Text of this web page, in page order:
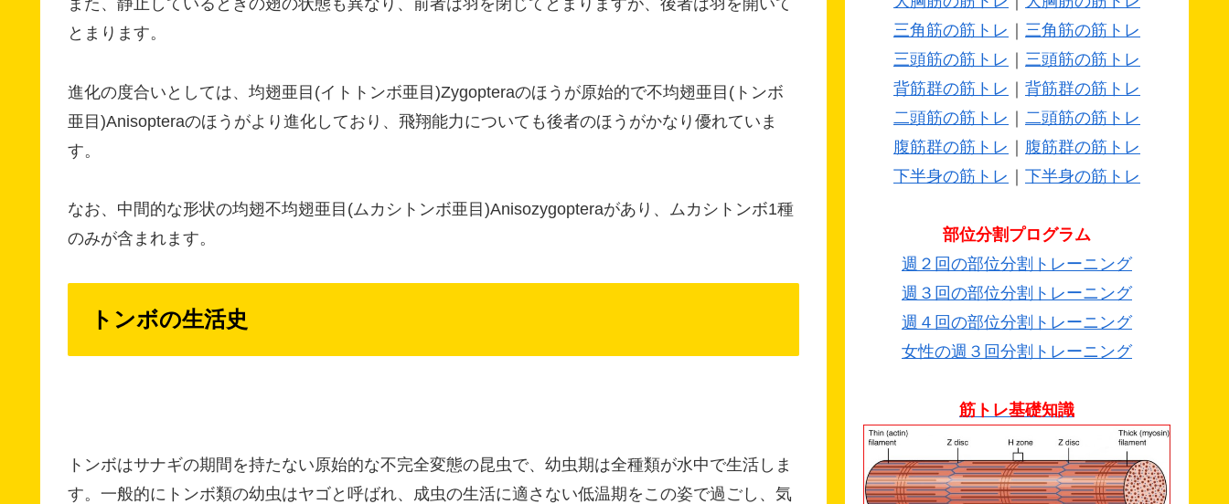
また、静止しているときの翅の状態も異なり、前者は羽を閉じてとまりますが、後者は羽を開いて
とまります。
進化の度合いとしては、均翅亜目(イトトンボ亜目)Zygopteraのほうが原始的で不均翅亜目(トンボ
亜目)Anisopteraのほうがより進化しており、飛翔能力についても後者のほうがかなり優れていま
す。
なお、中間的な形状の均翅不均翅亜目(ムカシトンボ亜目)Anisozygopteraがあり、ムカシトンボ1種
のみが含まれます。
トンボの生活史
トンボはサナギの期間を持たない原始的な不完全変態の昆虫で、幼虫期は全種類が水中で生活しま
す。一般的にトンボ類の幼虫はヤゴと呼ばれ、成虫の生活に適さない低温期をこの姿で過ごし、気
三角筋の筋トレ ｜ 三角筋の筋トレ
三頭筋の筋トレ ｜ 三頭筋の筋トレ
背筋群の筋トレ ｜ 背筋群の筋トレ
二頭筋の筋トレ ｜ 二頭筋の筋トレ
腹筋群の筋トレ ｜ 腹筋群の筋トレ
下半身の筋トレ ｜ 下半身の筋トレ
部位分割プログラム
週２回の部位分割トレーニング
週３回の部位分割トレーニング
週４回の部位分割トレーニング
女性の週３回分割トレーニング
筋トレ基礎知識